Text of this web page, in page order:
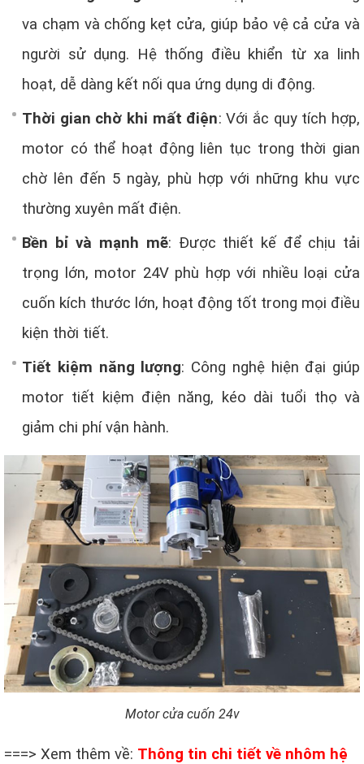
va chạm và chống kẹt cửa, giúp bảo vệ cả cửa và
người sử dụng. Hệ thống điều khiển từ xa linh
hoạt, dễ dàng kết nối qua ứng dụng di động.
Thời gian chờ khi mất điện: Với ắc quy tích hợp,
motor có thể hoạt động liên tục trong thời gian
chờ lên đến 5 ngày, phù hợp với những khu vực
thường xuyên mất điện.
Bền bỉ và mạnh mẽ: Được thiết kế để chịu tải
trọng lớn, motor 24V phù hợp với nhiều loại cửa
cuốn kích thước lớn, hoạt động tốt trong mọi điều
kiện thời tiết.
Tiết kiệm năng lượng: Công nghệ hiện đại giúp
motor tiết kiệm điện năng, kéo dài tuổi thọ và
giảm chi phí vận hành.
Motor cửa cuốn 24v
===> Xem thêm về: Thông tin chi tiết về nhôm hệ